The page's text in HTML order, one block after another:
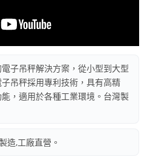
子吊秤解決方案，從小型到大型
吊秤採用專利技術，具有高精
，適用於各種工業環境。台灣製
造,工廠直營。